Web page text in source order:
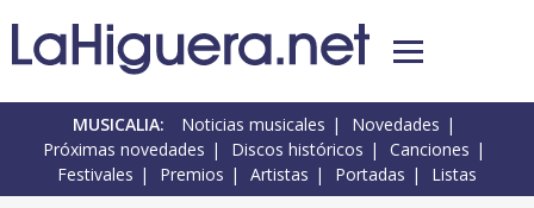
MUSICALIA: Noticias musicales
Novedades
Próximas novedades
Discos históricos
Canciones
Festivales
Premios Artistas Portadas Listas